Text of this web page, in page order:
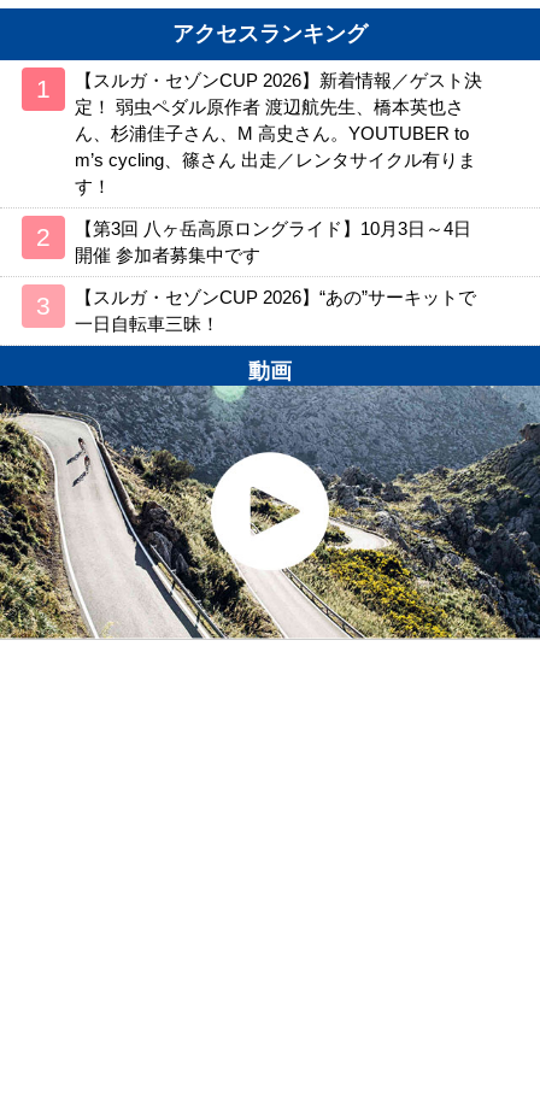
アクセスランキング
【スルガ・セゾンCUP 2026】新着情報／ゲスト決
定！ 弱虫ペダル原作者 渡辺航先生、橋本英也さ
ん、杉浦佳子さん、M 高史さん。YOUTUBER to
m’s cycling、篠さん 出走／レンタサイクル有りま
す！
【第3回 八ヶ岳高原ロングライド】10月3日～4日
開催 参加者募集中です
【スルガ・セゾンCUP 2026】“あの”サーキットで
一日自転車三昧！
動画